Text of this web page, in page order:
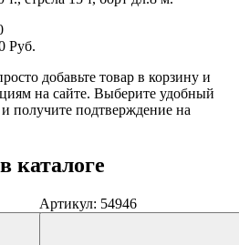
Руб.
добавьте товар в корзину и
на сайте. Выберите удобный
получите подтверждение на
каталоге
Артикул: 54946